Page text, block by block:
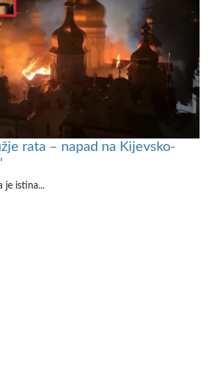
rata – napad na Kijevsko-
je istina...